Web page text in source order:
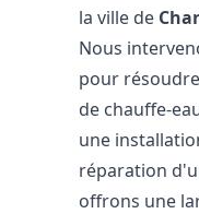
la ville de
Nous
pour
de chauffe-
une
réparation
offrons une